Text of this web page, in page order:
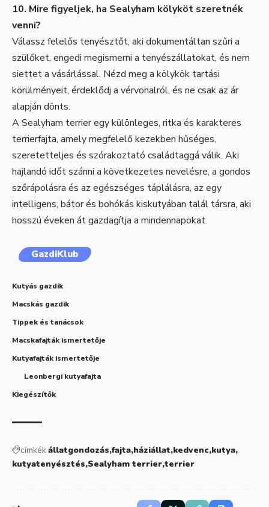
10. Mire figyeljek, ha Sealyham kölyköt szeretnék
venni?
Válassz felelős tenyésztőt, aki dokumentáltan szűri a
szülőket, engedi megismerni a tenyészállatokat, és nem
siettet a vásárlással. Nézd meg a kölykök tartási
körülményeit, érdeklődj a vérvonalról, és ne csak az ár
alapján dönts.
A Sealyham terrier egy különleges, ritka és karakteres
terrierfajta, amely megfelelő kezekben hűséges,
szeretetteljes és szórakoztató családtaggá válik. Aki
hajlandó időt szánni a következetes nevelésre, a gondos
szőrápolásra és az egészséges táplálásra, az egy
intelligens, bátor és bohókás kiskutyában talál társra, aki
hosszú éveken át gazdagítja a mindennapokat.
GazdiKlub
Kutyás gazdik
Macskás gazdik
Tippek és tanácsok
Macskafajták ismertetője
Kutyafajták ismertetője
Leonbergi kutyafajta
Kiegészítők
címkékállatgondozás fajta háziállat kedvenc kutya
kutyatenyésztés Sealyham terrier terrier